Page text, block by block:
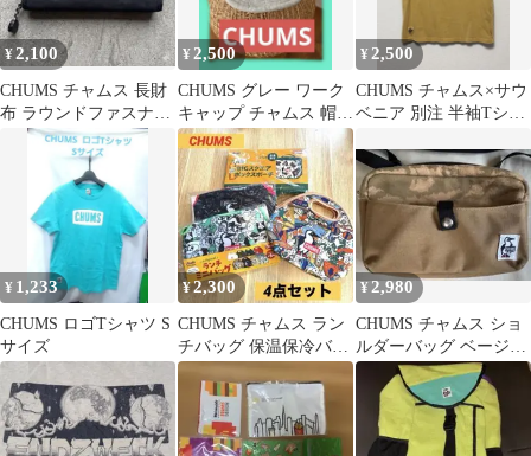
¥2,100
CHUMS チャムス 長財
布 ラウンドファスナー
ブラック 黒 ターコイズ
¥ 2,500
CHUMS グレー ワーク
キャップ チャムス 帽子
キャップ アウトドア
¥ 2,500
CHUMS チャムス×サウ
ベニア 別注 半袖Tシャ
¥ 1,233
CHUMS ロゴTシャツ S
サイズ
¥2,300
CHUMS チャムス ラン
チバッグ 保温保冷バッ
グ 4点セット
¥2,980
CHUMS チャムス ショ
ルダーバッグ ベージュ
サコッシュ